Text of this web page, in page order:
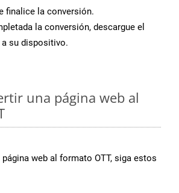
finalice la conversión.
la conversión, descargue el
a su dispositivo.
una página web al
web al formato OTT, siga estos